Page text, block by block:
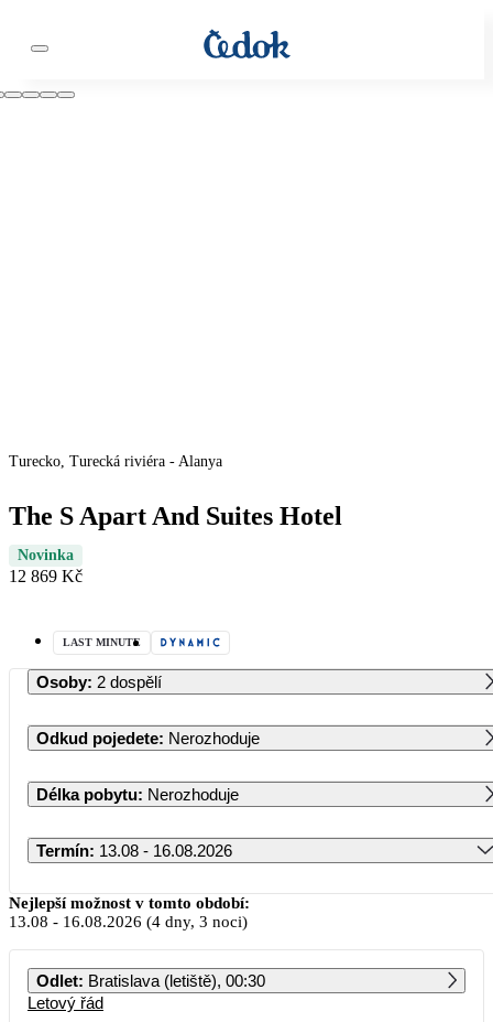
Turecko, Turecká riviéra - Alanya
The S Apart And Suites Hotel
Novinka
12 869 Kč
LAST MINUTE
Osoby: 2 dospělí
Odkud pojedete: Nerozhoduje
Délka pobytu: Nerozhoduje
Termín: 13.08 - 16.08.2026
Srpen 2026
PO ÚT ST ČT PÁ SO NE
Nejlepší možnost v tomto období:
13.08 - 16.08.2026 (4 dny, 3 noci)
Odlet: Bratislava (letiště), 00:30
Letový řád